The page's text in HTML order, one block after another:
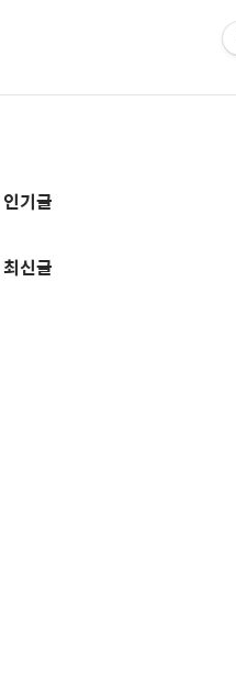
추
정
인기글
최신글